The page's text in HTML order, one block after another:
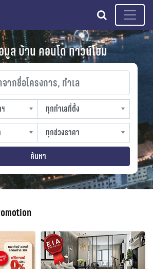
search
ล บ้าน คอนโด ทาวน์โฮม
อโครงการ, ทำเล
ฯ
ทุกทำเลที่ตั้ง
slocation
ทุกช่วงราคา
sprice
ค้นหา